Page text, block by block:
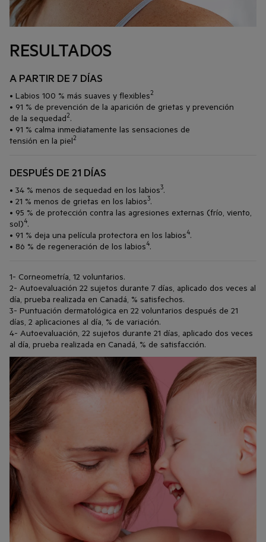
RESULTADOS
A PARTIR DE 7 DÍAS
• Labios 100 % más suaves y flexibles2
• 91 % de prevención de la aparición de grietas y prevención
de la sequedad2.
• 91 % calma inmediatamente las sensaciones de
tensión en la piel2
DESPUÉS DE 21 DÍAS
• 34 % menos de sequedad en los labios3.
• 21 % menos de grietas en los labios3.
• 95 % de protección contra las agresiones externas (frío, viento,
sol)4.
• 91 % deja una película protectora en los labios4.
• 86 % de regeneración de los labios4.
1- Corneometría, 12 voluntarios.
2- Autoevaluación 22 sujetos durante 7 días, aplicado dos veces al
día, prueba realizada en Canadá, % satisfechos.
3- Puntuación dermatológica en 22 voluntarios después de 21
días, 2 aplicaciones al día, % de variación.
4- Autoevaluación, 22 sujetos durante 21 días, aplicado dos veces
al día, prueba realizada en Canadá, % de satisfacción.